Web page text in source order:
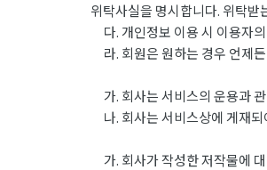
위탁사실을 명시합니다. 위탁
다. 개인정보 이용 시 이용자
라. 회원은 원하는 경우 언제
가. 회사는 서비스의 운용과
나. 회사는 서비스상에 게재되
가. 회사가 작성한 저작물에